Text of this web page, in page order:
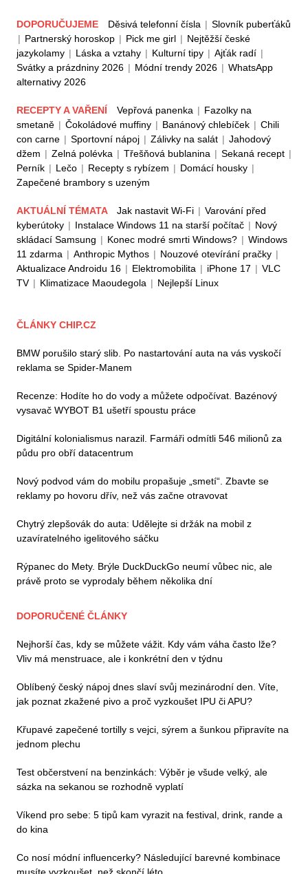
DOPORUČUJEME Děsivá telefonní čísla | Slovník puberťáků
| Partnerský horoskop | Pick me girl | Nejtěžší české
jazykolamy | Láska a vztahy | Kulturní tipy | Ajťák radí |
Svátky a prázdniny 2026 | Módní trendy 2026 | WhatsApp
alternativy 2026
RECEPTY A VAŘENÍ Vepřová panenka | Fazolky na
smetaně | Čokoládové muffiny | Banánový chlebíček | Chili
con carne | Sportovní nápoj | Zálivky na salát | Jahodový
džem | Zelná polévka | Třešňová bublanina | Sekaná recept |
Perník | Lečo | Recepty s rybízem | Domácí housky |
Zapečené brambory s uzeným
AKTUÁLNÍ TÉMATA Jak nastavit Wi-Fi | Varování před
kyberútoky | Instalace Windows 11 na starší počítač | Nový
skládací Samsung | Konec modré smrti Windows? | Windows
11 zdarma | Anthropic Mythos | Nouzové otevírání pračky |
Aktualizace Androidu 16 | Elektromobilita | iPhone 17 | VLC
TV | Klimatizace Maoudegola | Nejlepší Linux
ČLÁNKY CHIP.CZ
BMW porušilo starý slib. Po nastartování auta na vás vyskočí
reklama se Spider-Manem
Recenze: Hodíte ho do vody a můžete odpočívat. Bazénový
vysavač WYBOT B1 ušetří spoustu práce
Digitální kolonialismus narazil. Farmáři odmítli 546 milionů za
půdu pro obří datacentrum
Nový podvod vám do mobilu propašuje „smetí“. Zbavte se
reklamy po hovoru dřív, než vás začne otravovat
Chytrý zlepšovák do auta: Udělejte si držák na mobil z
uzavíratelného igelitového sáčku
Rýpanec do Mety. Brýle DuckDuckGo neumí vůbec nic, ale
právě proto se vyprodaly během několika dní
DOPORUČENÉ ČLÁNKY
Nejhorší čas, kdy se můžete vážit. Kdy vám váha často lže?
Vliv má menstruace, ale i konkrétní den v týdnu
Oblíbený český nápoj dnes slaví svůj mezinárodní den. Víte,
jak poznat zkažené pivo a proč vyzkoušet IPU či APU?
Křupavé zapečené tortilly s vejci, sýrem a šunkou připravíte na
jednom plechu
Test občerstvení na benzinkách: Výběr je všude velký, ale
sázka na sekanou se rozhodně vyplatí
Víkend pro sebe: 5 tipů kam vyrazit na festival, drink, rande a
do kina
Co nosí módní influencerky? Následující barevné kombinace